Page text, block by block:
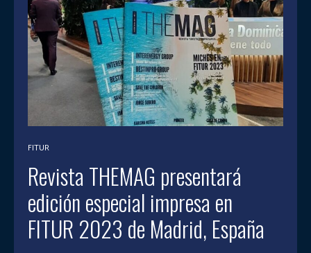
FITUR
Revista THEMAG presentará
edición especial impresa en
FITUR 2023 de Madrid, España